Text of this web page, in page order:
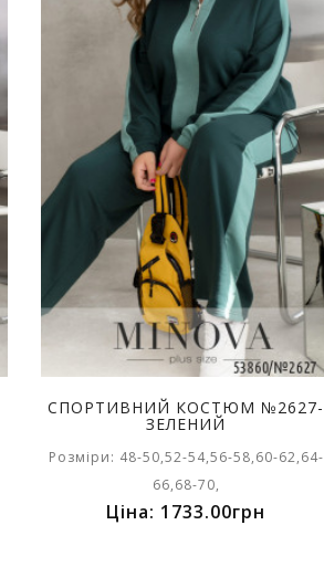
СПОРТИВНИЙ КОСТЮМ №2627-
ЗЕЛЕНИЙ
Розміри: 48-50,52-54,56-58,60-62,64-
66,68-70,
Ціна: 1733.00грн